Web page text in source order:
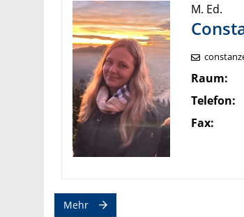
M. Ed.
Raum:
Telefon:
Fax:
Mehr